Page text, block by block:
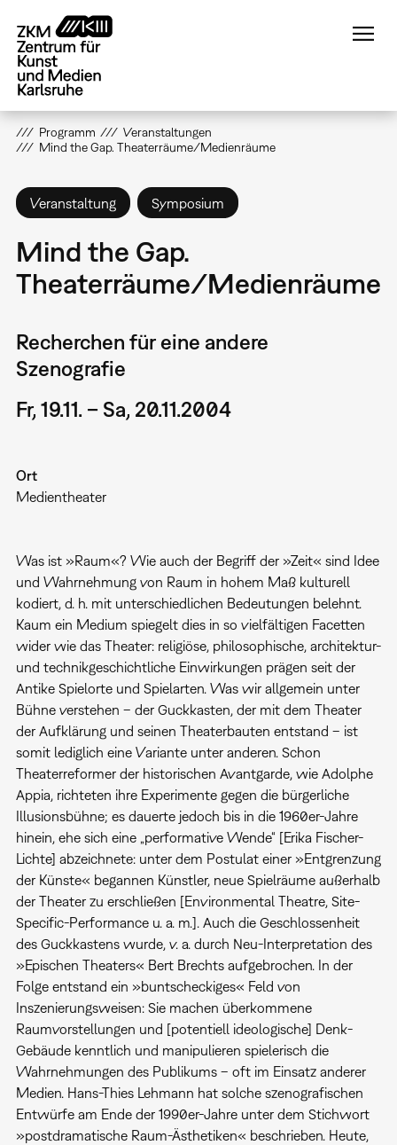
zum
Inhalt
Programm
Veranstaltungen
Mind the Gap. Theaterräume/Medienräume
Veranstaltung Symposium
Mind the Gap.
Theaterräume/Medienräume
Recherchen für eine andere
Szenografie
Fr, 19.11. – Sa, 20.11.2004
Ort
Medientheater
Was ist »Raum«? Wie auch der Begriff der »Zeit« sind Idee
und Wahrnehmung von Raum in hohem Maß kulturell
kodiert, d. h. mit unterschiedlichen Bedeutungen belehnt.
Kaum ein Medium spiegelt dies in so vielfältigen Facetten
wider wie das Theater: religiöse, philosophische, architektur-
und technikgeschichtliche Einwirkungen prägen seit der
Antike Spielorte und Spielarten. Was wir allgemein unter
Bühne verstehen – der Guckkasten, der mit dem Theater
der Aufklärung und seinen Theaterbauten entstand – ist
somit lediglich eine Variante unter anderen. Schon
Theaterreformer der historischen Avantgarde, wie Adolphe
Appia, richteten ihre Experimente gegen die bürgerliche
Illusionsbühne; es dauerte jedoch bis in die 1960er-Jahre
hinein, ehe sich eine „performative Wende“ [Erika Fischer-
Lichte] abzeichnete: unter dem Postulat einer »Entgrenzung
der Künste« begannen Künstler, neue Spielräume außerhalb
der Theater zu erschließen [Environmental Theatre, Site-
Specific-Performance u. a. m.]. Auch die Geschlossenheit
des Guckkastens wurde, v. a. durch Neu-Interpretation des
»Epischen Theaters« Bert Brechts aufgebrochen. In der
Folge entstand ein »buntscheckiges« Feld von
Inszenierungsweisen: Sie machen überkommene
Raumvorstellungen und [potentiell ideologische] Denk-
Gebäude kenntlich und manipulieren spielerisch die
Wahrnehmungen des Publikums – oft im Einsatz anderer
Medien. Hans-Thies Lehmann hat solche szenografischen
Entwürfe am Ende der 1990er-Jahre unter dem Stichwort
»postdramatische Raum-Ästhetiken« beschrieben. Heute,